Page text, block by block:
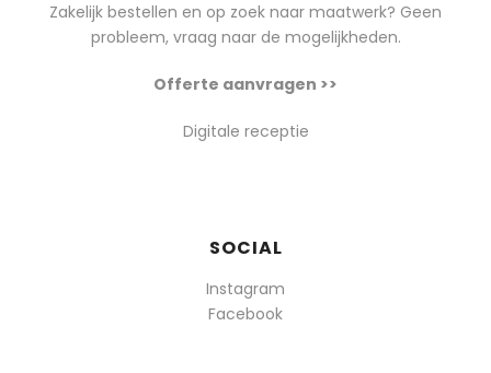
Zakelijk bestellen en op zoek naar maatwerk? Geen
probleem, vraag naar de mogelijkheden.
Offerte aanvragen >>
Digitale receptie
SOCIAL
Instagram
Facebook